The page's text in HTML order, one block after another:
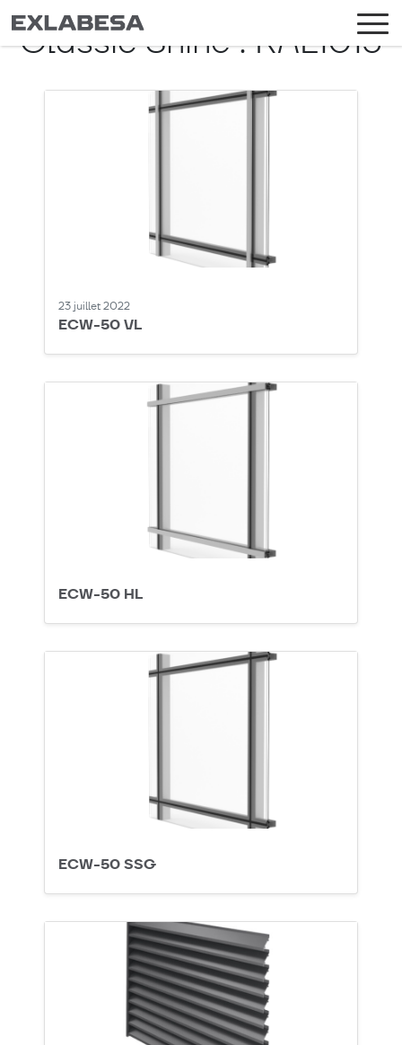
Classic Shine :RAL1015
23 juillet 2022
ECW-50 VL
ECW-50 HL
ECW-50 SSG